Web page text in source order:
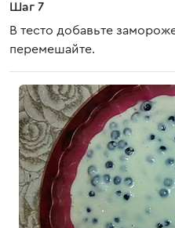
Шаг 7
В тесто добавьте
перемешайте.